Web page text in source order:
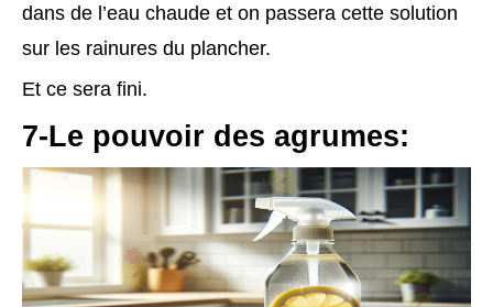
dans de l’eau chaude et on passera cette solution
sur les rainures du plancher.
Et ce sera fini.
7-Le pouvoir des agrumes: